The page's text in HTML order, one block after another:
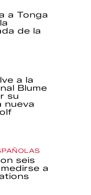
a Tonga
de la
a la
Blume
su
nueva
seis
a